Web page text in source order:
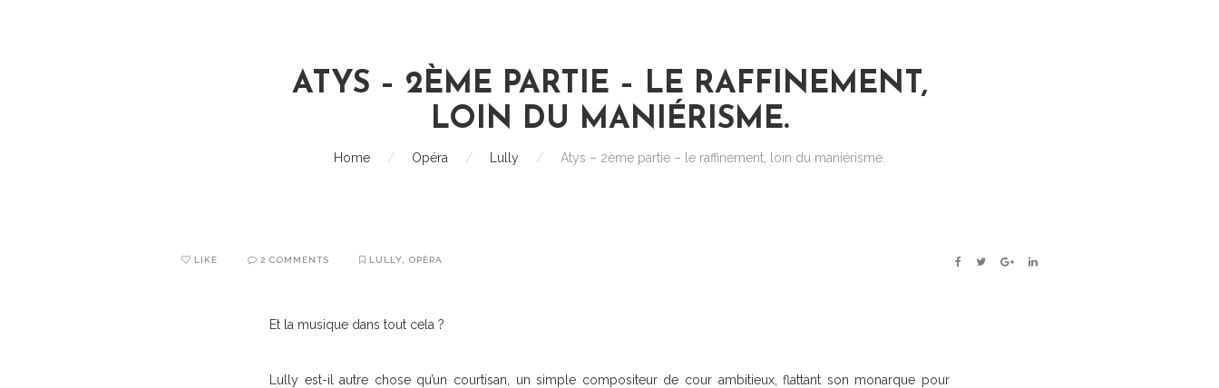
ATYS – 2ÈME PARTIE – LE RAFFINEMENT,
LOIN DU MANIÉRISME.
Home / Opéra / Lully / Atys – 2ème partie – le raffinement, loin du maniérisme.
LIKE 2 COMMENTS LULLY, OPÉRA FACEBOOK
TWITTER
GOOGLE+LINKEDIN
Et la musique dans tout cela ?
Lully est-il autre chose qu’un courtisan, un simple compositeur de cour ambitieux, flattant son monarque pour